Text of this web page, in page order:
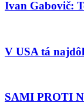
Ivan Gabovič:
V USA tá
SAMI PROTI